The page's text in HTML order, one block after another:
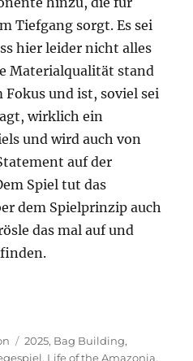
Tiefgang sorgt. Es sei
hier leider nicht alles
Materialqualität stand
und ist, soviel sei
wirklich ein
und wird auch von
auf der
Spiel tut das
dem Spielprinzip auch
das mal auf und
Quacksalber vom
Schlagwörter
2025, Bag Building,
, Life of the Amazonia,